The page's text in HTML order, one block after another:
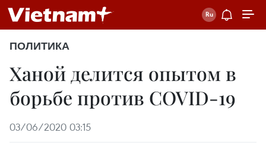
ПОЛИТИКА
Ханой делится опытом в
борьбе против COVID-19
03/06/2020 03:15